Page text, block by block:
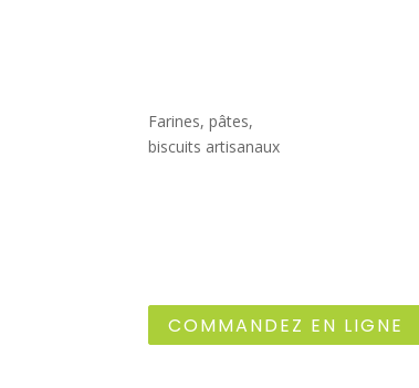
Farines, pâtes,
biscuits artisanaux
COMMANDEZ EN LIGNE